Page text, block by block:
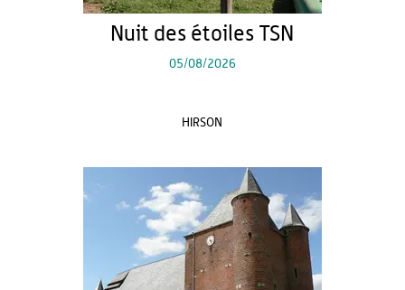
Nuit des étoiles TSN
05/08/2026
HIRSON